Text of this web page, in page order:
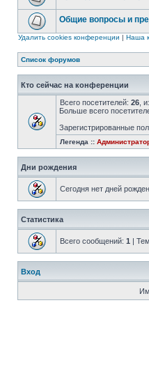
Общие вопросы и
Удалить cookies конференции | Наша
Список форумов
Кто сейчас на конференции
Всего посетителей: 26 ,
Больше всего
Зарегистрированные
Легенда ::
Дни рождения
Сегодня нет дней
Статистика
Всего сообщений: 1 |
Вход